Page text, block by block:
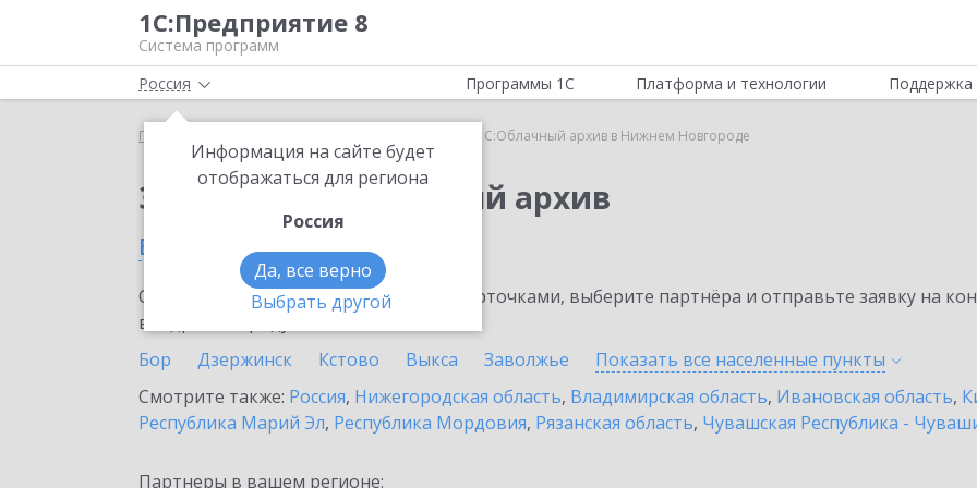
1С:Предприятие 8
Система программ
Россия
Информация на сайте будет
отображаться для региона
Россия
Да, все верно
Выбрать другой
Программы 1С Платформа и технологии Поддержка
Главная 1С:Облачный архив в Нижнем Новгороде
Заказать 1С:Облачный архив
в Нижнем Новгороде
Ознакомьтесь с информационными карточками, выберите партнёра и отправьте заявку на
внедрение продукта.
Бор
Дзержинск Кстово Выкса Заволжье Показать все населенные пункты
Смотрите также: Россия, Нижегородская область, Владимирская область, Ивановская область,
Республика Марий Эл, Республика Мордовия, Рязанская область, Чувашская Республика -
Партнеры в вашем регионе: